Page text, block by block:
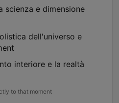
scienza e dimensione
dell'universo e
interiore e la realtà
to that moment